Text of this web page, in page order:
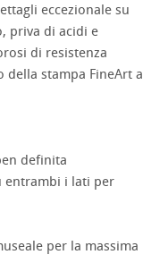
eccezionale su
priva di acidi e
di resistenza
della stampa FineArt a
definita
entrambi i lati per
per la massima